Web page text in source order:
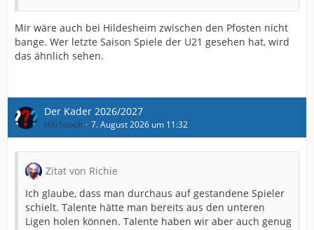
Mir wäre auch bei Hildesheim zwischen den Pfosten nicht
bange. Wer letzte Saison Spiele der U21 gesehen hat, wird
das ähnlich sehen.
Der Kader 2026/2027
Hitchcock 7. August 2026 um 11:32
Zitat von Richie
Ich glaube, dass man durchaus auf gestandene Spieler
schielt. Talente hätte man bereits aus den unteren
Ligen holen können. Talente haben wir aber auch genug